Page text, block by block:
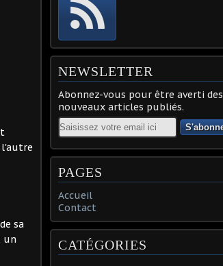
l'autre
sa
un
NEWSLETTER
Abonnez-vous pour être averti des
nouveaux articles publiés.
Email
PAGES
Accueil
Contact
CATÉGORIES